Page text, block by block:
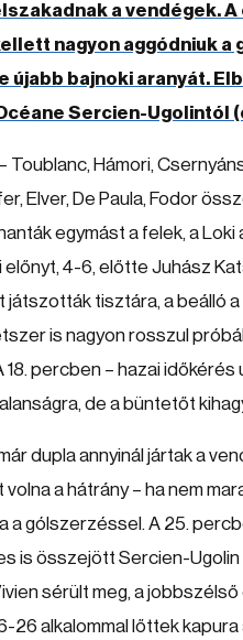
a vendégek.
nagyon aggódniuk
újabb bajnoki aranyát.
Sercien-Ugolintól
Toublanc, Hámori,
Elver, De Paula, Fodor
egymást a felek, a
előnyt, 4-6, előtte Juhász
játszották tisztára, a beálló a
is nagyon rosszul
18. percben – hazai
de a büntetőt
dupla annyinál jártak a
a hátrány – ha nem
a gólszerzéssel. A 25.
is összejött Sercien-Ugolin
sérült meg, a
26 alkalommal lőttek